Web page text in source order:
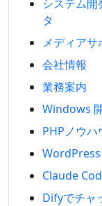
システム
タ
メディアサ
会社情報
業務案内
Windows
PHPノウハ
WordPress
Claude
Difyでチャ